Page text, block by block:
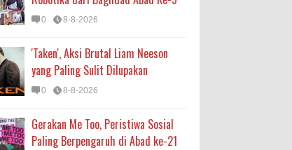
0 8-8-2026
'Taken', Aksi Brutal Liam Neeson
yang Paling Sulit Dilupakan
0 8-8-2026
Gerakan Me Too, Peristiwa Sosial
Paling Berpengaruh di Abad ke-21